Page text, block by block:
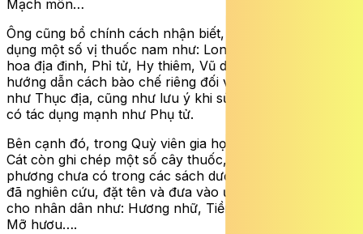
Mạch môn…
Ông cũng bổ chính cách nhận biết, tác dụng và cách sử
dụng một số vị thuốc nam như: Long cốt, Trạch lan, Tử
hoa địa đinh, Phỉ tử, Hy thiêm, Vũ dư lương…; đồng thời
hướng dẫn cách bào chế riêng đối với một số vị thuốc
như Thục địa, cũng như lưu ý khi sử dụng các vị thuốc
có tác dụng mạnh như Phụ tử.
Bên cạnh đó, trong Quỳ viên gia học, Hoàng Nguyên
Cát còn ghi chép một số cây thuốc, vị thuốc ở địa
phương chưa có trong các sách dược vật kinh điển. Ông
đã nghiên cứu, đặt tên và đưa vào ứng dụng chữa bệnh
cho nhân dân như: Hương nhữ, Tiền diệp, Xích hoa xà,
Mỡ hươu….